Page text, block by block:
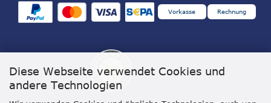
Diese Webseite verwendet Cookies und
andere Technologien
Vorkasse Rechnung